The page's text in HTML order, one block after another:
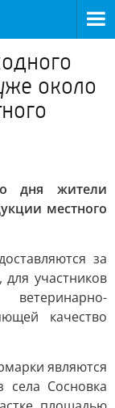
около
дня жители
местного
за
участников
качество
являются
села Сосновка